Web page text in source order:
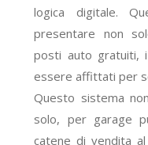
logica digitale.
presentare non
posti auto gratuiti,
essere affittati per
Questo sistema
solo, pergarage
catene di vendita